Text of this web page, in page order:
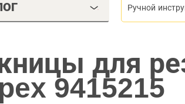
Ручной
для
9415215